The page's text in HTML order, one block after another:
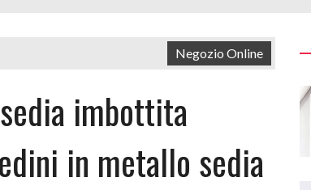
Negozio Online
imbottita
in metallo sedia